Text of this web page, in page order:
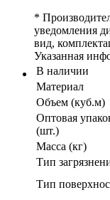
*
уведомления
вид,
Указанная
В наличии
Материал
Объем (куб.м)
Оптовая
(шт.)
Масса (кг)
Тип
Тип